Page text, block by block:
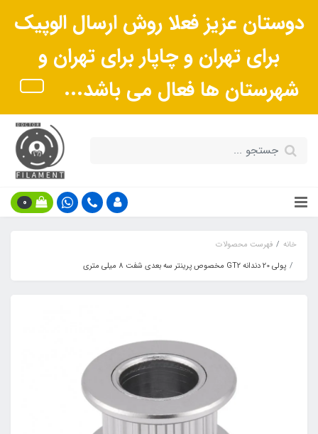
دوستان عزیز فعلا روش ارسال الوپیک
برای تهران و چاپار برای تهران و
شهرستان ها فعال می باشد...
0
خانه
فهرست محصولات
پولی 20 دندانه GT2 مخصوص پرینتر سه بعدی شفت 8 میلی متری